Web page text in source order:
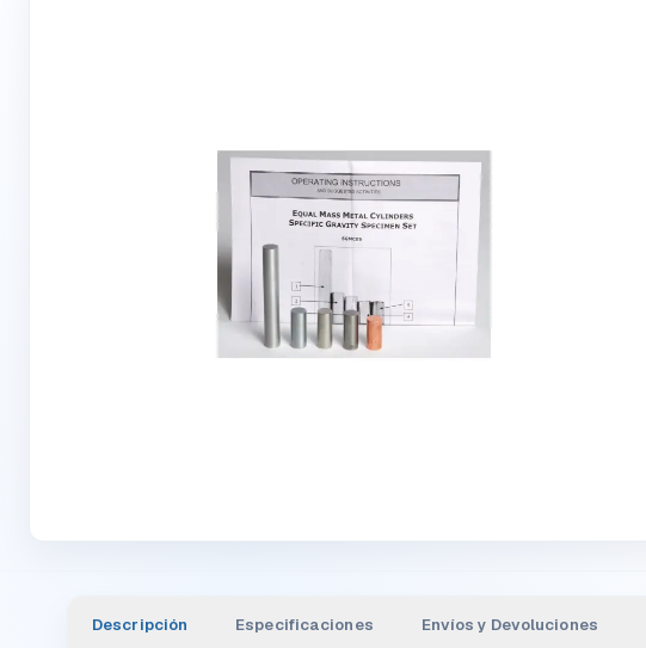
Descripción Especificaciones Envíos y Devoluciones